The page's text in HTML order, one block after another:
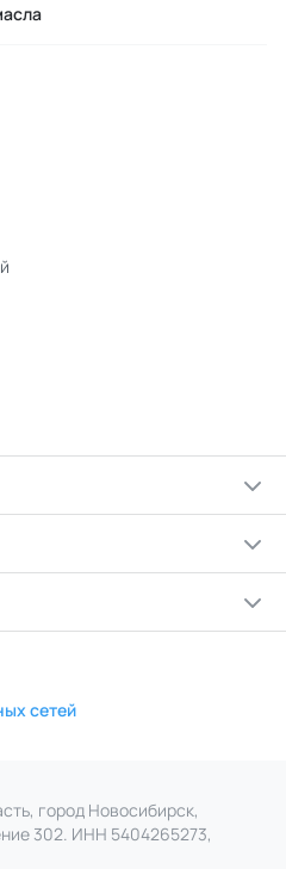
сетей
город Новосибирск,
302. ИНН 5404265273,